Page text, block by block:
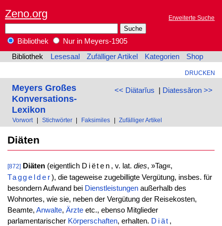
Zeno.org Erweiterte Suche
Bibliothek
Nur in Meyers-1905
Bibliothek
Lesesaal Zufälliger Artikel Kategorien Shop
DRUCKEN
<< Diätarĭus | Diatessăron >>
Meyers Großes
Konversations-
Lexikon
Vorwort Stichwörter Faksimiles Zufälliger Artikel
Diäten
[872] Diäten(eigentlich Diëten , v. lat.dies, »Tag«,
Taggelder), die tageweise zugebilligte Vergütung, insbes. für
besondern Aufwand bei Dienstleistungenaußerhalb des
Wohnortes, wie sie, neben der Vergütung der Reisekosten,
Beamte, Anwalte, Ärzteetc., ebenso Mitglieder
parlamentarischer Körperschaften, erhalten. Diät ,